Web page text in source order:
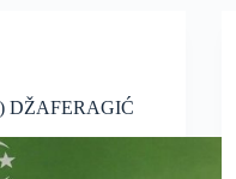
DŽAFERAGIĆ